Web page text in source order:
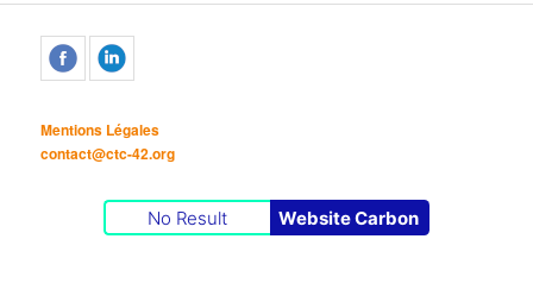
Mentions Légales
contact@ctc-42.org
No Result Website Carbon